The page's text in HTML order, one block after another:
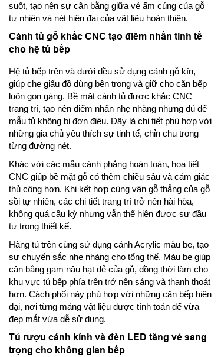
suốt, tạo nên sự cân bằng giữa vẻ ấm cúng của gỗ
tự nhiên và nét hiện đại của vật liệu hoàn thiện.
Cánh tủ gỗ khắc CNC tạo điểm nhấn tinh tế
cho hệ tủ bếp
Hệ tủ bếp trên và dưới đều sử dụng cánh gỗ kín,
giúp che giấu đồ dùng bên trong và giữ cho căn bếp
luôn gọn gàng. Bề mặt cánh tủ được khắc CNC
trang trí, tạo nên điểm nhấn nhẹ nhàng nhưng đủ để
mẫu tủ không bị đơn điệu. Đây là chi tiết phù hợp với
những gia chủ yêu thích sự tinh tế, chỉn chu trong
từng đường nét.
Khác với các mẫu cánh phẳng hoàn toàn, họa tiết
CNC giúp bề mặt gỗ có thêm chiều sâu và cảm giác
thủ công hơn. Khi kết hợp cùng vân gỗ thẳng của gỗ
sồi tự nhiên, các chi tiết trang trí trở nên hài hòa,
không quá cầu kỳ nhưng vẫn thể hiện được sự đầu
tư trong thiết kế.
Hàng tủ trên cùng sử dụng cánh Acrylic màu be, tạo
sự chuyển sắc nhẹ nhàng cho tổng thể. Màu be giúp
cân bằng gam nâu hạt dẻ của gỗ, đồng thời làm cho
khu vực tủ bếp phía trên trở nên sáng và thanh thoát
hơn. Cách phối này phù hợp với những căn bếp hiện
đại, nơi từng mảng vật liệu được tính toán để vừa
đẹp mắt vừa dễ sử dụng.
Tủ rượu cánh kính và đèn LED tăng vẻ sang
trọng cho không gian bếp